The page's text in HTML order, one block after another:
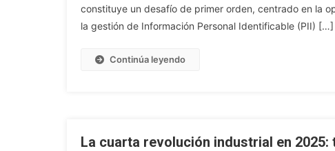
constituye un desafío de primer orden, centrado en la
la gestión de Información Personal Identificable (PII) […]
Continúa leyendo
La cuarta revolución industrial en